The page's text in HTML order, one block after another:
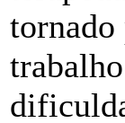
tornado